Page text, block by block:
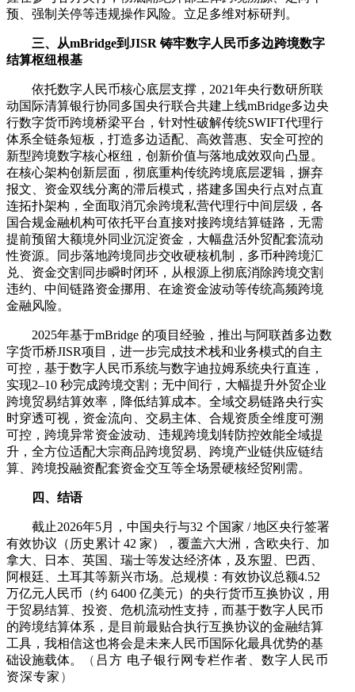
预、强制关停等违规操作风险。立足多维对标研判。
三、从mBridge到JISR 铸牢数字人民币多边跨境数字
结算枢纽根基
依托数字人民币核心底层支撑，2021年央行数研所联
动国际清算银行协同多国央行联合共建上线mBridge多边央
行数字货币跨境桥梁平台，针对性破解传统SWIFT代理行
体系全链条短板，打造多边适配、高效普惠、安全可控的
新型跨境数字核心枢纽，创新价值与落地成效双向凸显。
在核心架构创新层面，彻底重构传统跨境底层逻辑，摒弃
报文、资金双线分离的滞后模式，搭建多国央行点对点直
连拓扑架构，全面取消冗余跨境私营代理行中间层级，各
国合规金融机构可依托平台直接对接跨境结算链路，无需
提前预留大额境外同业沉淀资金，大幅盘活外贸配套流动
性资源。同步落地跨境同步交收硬核机制，多币种跨境汇
兑、资金交割同步瞬时闭环，从根源上彻底消除跨境交割
违约、中间链路资金挪用、在途资金波动等传统高频跨境
金融风险。
2025年基于mBridge 的项目经验，推出与阿联酋多边数
字货币桥JISR项目，进一步完成技术栈和业务模式的自主
可控，基于数字人民币系统与数字迪拉姆系统央行直连，
实现2–10 秒完成跨境交割；无中间行，大幅提升外贸企业
跨境贸易结算效率，降低结算成本。全域交易链路央行实
时穿透可视，资金流向、交易主体、合规资质全维度可溯
可控，跨境异常资金波动、违规跨境划转防控效能全域提
升，全方位适配大宗商品跨境贸易、跨境产业链供应链结
算、跨境投融资配套资金交互等全场景硬核经贸刚需。
四、结语
截止2026年5月，中国央行与32 个国家 / 地区央行签署
有效协议（历史累计 42 家），覆盖六大洲，含欧央行、加
拿大、日本、英国、瑞士等发达经济体，及东盟、巴西、
阿根廷、土耳其等新兴市场。总规模：有效协议总额4.52
万亿元人民币（约 6400 亿美元）的央行货币互换协议，用
于贸易结算、投资、危机流动性支持，而基于数字人民币
的跨境结算体系，是目前最贴合执行互换协议的金融结算
工具，我相信这也将会是未来人民币国际化最具优势的基
础设施载体。
（ 吕方 电子银行网专栏作者、数字人民币
资深专家 ）